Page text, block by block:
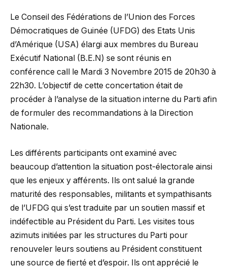
Le Conseil des Fédérations de l’Union des Forces
Démocratiques de Guinée (UFDG) des Etats Unis
d’Amérique (USA) élargi aux membres du Bureau
Exécutif National (B.E.N) se sont réunis en
conférence call le Mardi 3 Novembre 2015 de 20h30 à
22h30. L’objectif de cette concertation était de
procéder à l’analyse de la situation interne du Parti afin
de formuler des recommandations à la Direction
Nationale.
Les différents participants ont examiné avec
beaucoup d’attention la situation post-électorale ainsi
que les enjeux y afférents. Ils ont salué la grande
maturité des responsables, militants et sympathisants
de l’UFDG qui s’est traduite par un soutien massif et
indéfectible au Président du Parti. Les visites tous
azimuts initiées par les structures du Parti pour
renouveler leurs soutiens au Président constituent
une source de fierté et d’espoir. Ils ont apprécié le